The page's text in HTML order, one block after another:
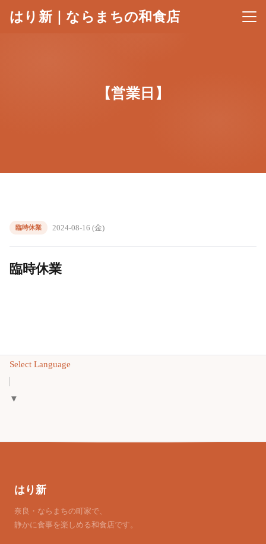
はり新｜ならまちの和食店 メニ
【営業日】
臨時休業 2024-08-16 (金)
臨時休業
Select Language
▼
はり新
奈良・ならまちの町家で、
静かに食事を楽しめる和食店です。